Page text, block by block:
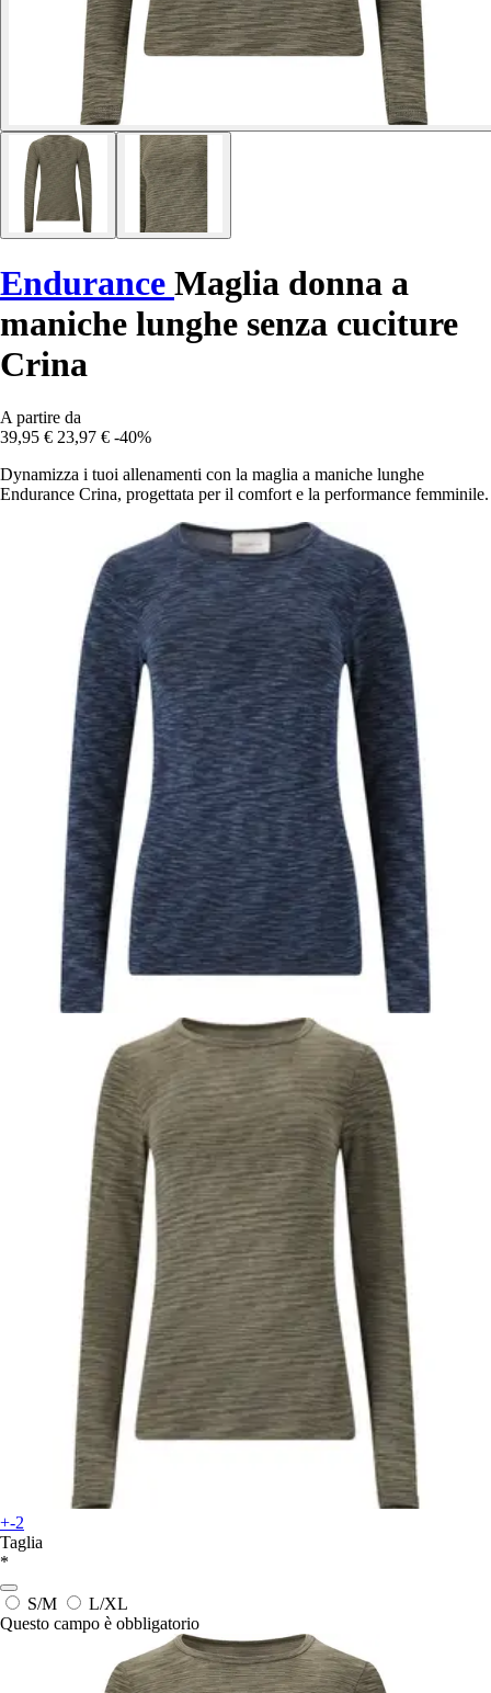
Endurance Maglia donna a
maniche lunghe senza cuciture
Crina
A partire da
39,95 € 23,97 € -40%
Dynamizza i tuoi allenamenti con la maglia a maniche lunghe
Endurance Crina, progettata per il comfort e la performance femminile.
+-2
Taglia
*
S/M
L/XL
Questo campo è obbligatorio